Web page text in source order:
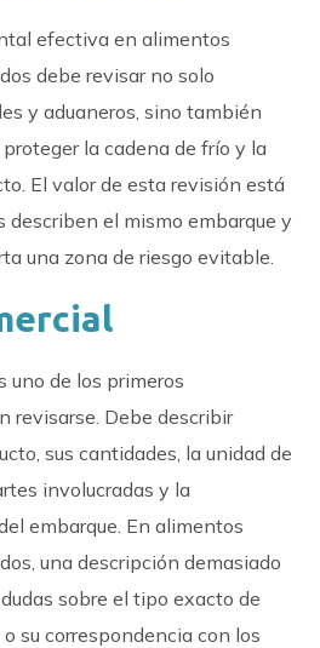
efectiva en alimentos
debe revisar no solo
y aduaneros, sino también
la cadena de frío y la
El valor de esta revisión está
describen el mismo embarque y
una zona de riesgo evitable.
uno de los primeros
revisarse. Debe describir
sus cantidades, la unidad de
involucradas y la
embarque. En alimentos
una descripción demasiado
sobre el tipo exacto de
su correspondencia con los